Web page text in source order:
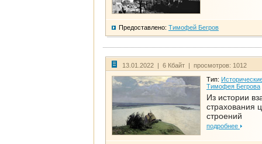
Предоставлено: Тимофей Бегров
13.01.2022 | 6 Кбайт | просмотров: 1012
Тип:
Тимофея Бегрова
Из истории
страхования
строений
подробнее